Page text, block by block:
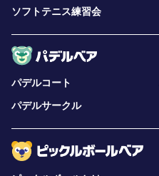
ソフトテニス練習会
パデルコート
パデルサークル